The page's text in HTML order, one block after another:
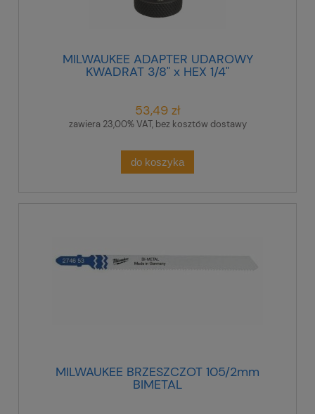
MILWAUKEE ADAPTER UDAROWY
KWADRAT 3/8" x HEX 1/4"
53,49 zł
zawiera 23,00% VAT, bez kosztów dostawy
do koszyka
MILWAUKEE BRZESZCZOT 105/2mm
BIMETAL